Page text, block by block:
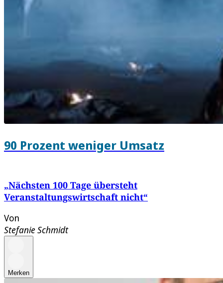
90 Prozent weniger Umsatz
„Nächsten 100 Tage übersteht
Veranstaltungswirtschaft nicht“
Von
Stefanie Schmidt
Merken